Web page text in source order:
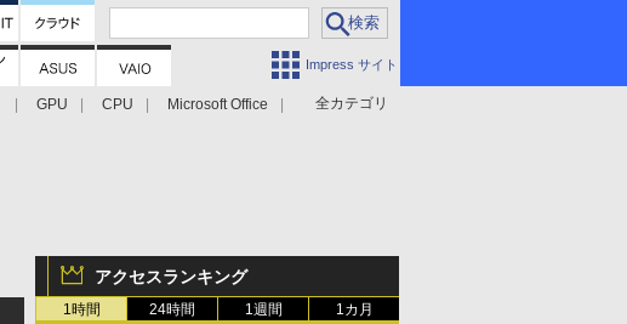
Impress サイト
全カテゴリ
GPU CPU
Microsoft Office
アクセスランキング
1時間 24時間 1週間 1カ月